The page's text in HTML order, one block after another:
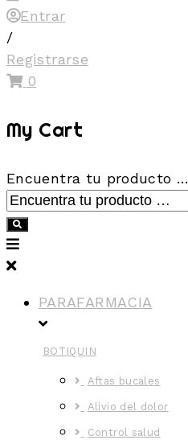
Entrar
/
Registrarse
0
My Cart
Encuentra tu producto …
PARAFARMACIA
BOTIQUIN
Aftas bucales
Alivio del dolor
Control salud